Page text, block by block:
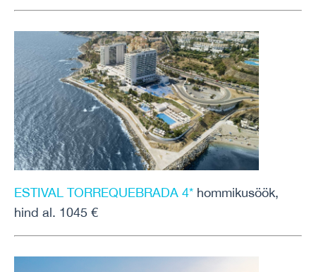
ESTIVAL TORREQUEBRADA 4* hommikusöök,
hind al. 1045 €